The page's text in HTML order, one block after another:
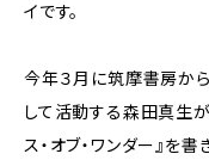
イです。
今年３月に筑摩書房か
して活動する森田真生が
ス・オブ・ワンダー』を